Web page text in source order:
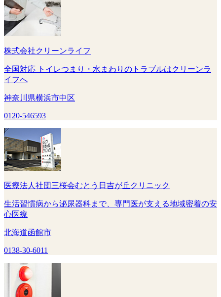
株式会社クリーンライフ
全国対応 トイレつまり・水まわりのトラブルはクリーンラ
イフへ
神奈川県横浜市中区
0120-546593
医療法人社団三桜会むとう日吉が丘クリニック
生活習慣病から泌尿器科まで、専門医が支える地域密着の安
心医療
北海道函館市
0138-30-6011